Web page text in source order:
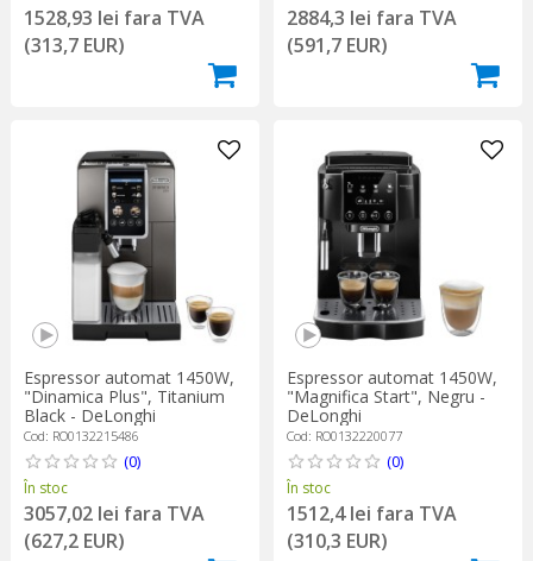
1528,93 lei fara TVA
(313,7 EUR)
2884,3 lei fara TVA
(591,7 EUR)
Espressor automat 1450W,
"Dinamica Plus", Titanium
Black - DeLonghi
Cod: RO0132215486
(0)
În stoc
3057,02 lei fara TVA
(627,2 EUR)
Espressor automat 1450W,
"Magnifica Start", Negru -
DeLonghi
Cod: RO0132220077
(0)
În stoc
1512,4 lei fara TVA
(310,3 EUR)